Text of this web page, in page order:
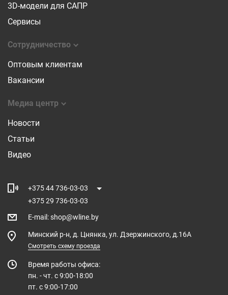
3D-модели для САПР
Сервисы
Сотрудничество
Оптовым клиентам
Вакансии
Медиа центр
Новости
Статьи
Видео
+375 44 736-03-03
+375 29 736-03-03
E-mail :shop@wline.by
Минский р-н, д. Цнянка, ул. Дзержинского, д.16А
Смотреть схему проезда
Время работы офиса:
пн. - чт. с 9:00-18:00
пт. с 9:00-17:00